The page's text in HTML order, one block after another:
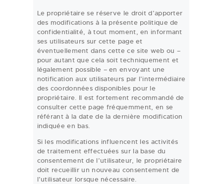
Le propriétaire se réserve le droit d’apporter
des modifications à la présente politique de
confidentialité, à tout moment, en informant
ses utilisateurs sur cette page et
éventuellement dans cette ce site web ou –
pour autant que cela soit techniquement et
légalement possible – en envoyant une
notification aux utilisateurs par l’intermédiaire
des coordonnées disponibles pour le
propriétaire. Il est fortement recommandé de
consulter cette page fréquemment, en se
référant à la date de la dernière modification
indiquée en bas.
Si les modifications influencent les activités
de traitement effectuées sur la base du
consentement de l’utilisateur, le propriétaire
doit recueillir un nouveau consentement de
l’utilisateur lorsque nécessaire.